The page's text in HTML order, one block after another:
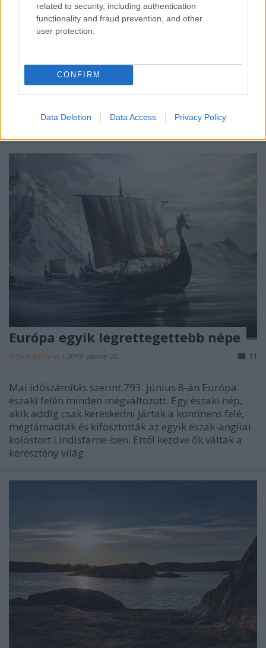
related to security, including authentication
functionality and fraud prevention, and other
user protection.
CONFIRM
Data Deletion Data Access Privacy Policy
Nem csak mi nem élünk örökké
Könyvajánló - Jostein Gaarder: Éppen jó
"A helyzetem egyáltalán nem kivételes, éppen
közül, és ezt a szerepet felvállalva leülök az
asztalhoz, és írni fogok, egész este és egész éjjel."
Európa egyik legrettegettebb népe
Arthur Arthurus • 2019. január 20. 11
Mai időszámítás szerint 793. június 8-án Európa
északi felén minden megváltozott. Egy északi nép,
akik addig csak kereskedni jártak a kontinens felé,
megtámadták és kifosztották az egyik észak-angliai
kolostort Lindisfarne-ben. Ettől kezdve ők váltak a
keresztény világ…